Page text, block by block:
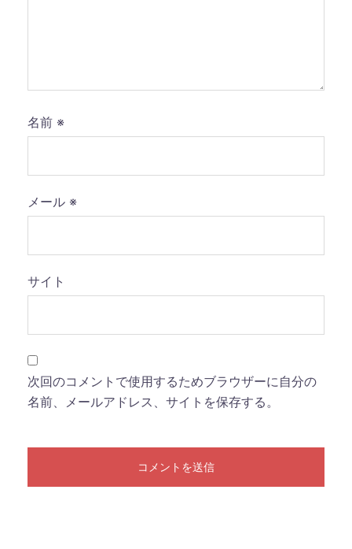
名前 ※
メール ※
サイト
次回のコメントで使用するためブラウザーに自分の
名前、メールアドレス、サイトを保存する。